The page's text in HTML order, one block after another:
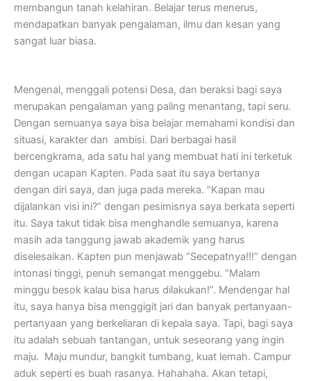
membangun tanah kelahiran. Belajar terus menerus,
mendapatkan banyak pengalaman, ilmu dan kesan yang
sangat luar biasa.
Mengenal, menggali potensi Desa, dan beraksi bagi saya
merupakan pengalaman yang paling menantang, tapi seru.
Dengan semuanya saya bisa belajar memahami kondisi dan
situasi, karakter dan ambisi. Dari berbagai hasil
bercengkrama, ada satu hal yang membuat hati ini terketuk
dengan ucapan Kapten. Pada saat itu saya bertanya
dengan diri saya, dan juga pada mereka. “Kapan mau
dijalankan visi ini?” dengan pesimisnya saya berkata seperti
itu. Saya takut tidak bisa menghandle semuanya, karena
masih ada tanggung jawab akademik yang harus
diselesaikan. Kapten pun menjawab “Secepatnya!!!” dengan
intonasi tinggi, penuh semangat menggebu. “Malam
minggu besok kalau bisa harus dilakukan!”. Mendengar hal
itu, saya hanya bisa menggigit jari dan banyak pertanyaan-
pertanyaan yang berkeliaran di kepala saya. Tapi, bagi saya
itu adalah sebuah tantangan, untuk seseorang yang ingin
maju. Maju mundur, bangkit tumbang, kuat lemah. Campur
aduk seperti es buah rasanya. Hahahaha. Akan tetapi,